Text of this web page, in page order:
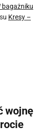
bagażniku
Kresy –
wojnę